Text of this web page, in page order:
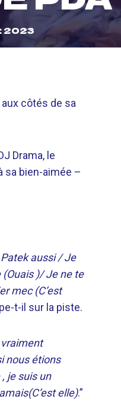
2023
côtés de sa
Drama, le
sa bien-aimée –
aussi / Je
(Ouais )/ Je ne te
mec (C’est
t-il sur la piste.
vraiment
nous étions
je suis un
(C’est elle).”